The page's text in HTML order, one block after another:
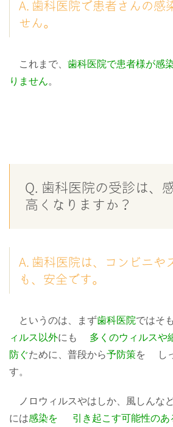
A. 歯科医院で患者さんの感
せん。
これまで、 歯科医院で患者様が感
りません。
Q. 歯科医院の受診は、
高くなりますか？
A. 歯科医院は、コンビニや
も、安全です。
というのは、まず歯科医院ではそ
ィルス以外にも 多くのウィルスや
防ぐために、普段から予防策を し
す。
ノロウィルスやはしか、風しんなど
には感染を 引き起こす可能性のあ